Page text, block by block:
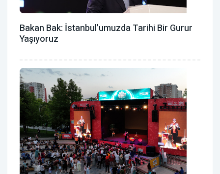
Bakan Bak: İstanbul’umuzda Tarihi Bir Gurur
Yaşıyoruz